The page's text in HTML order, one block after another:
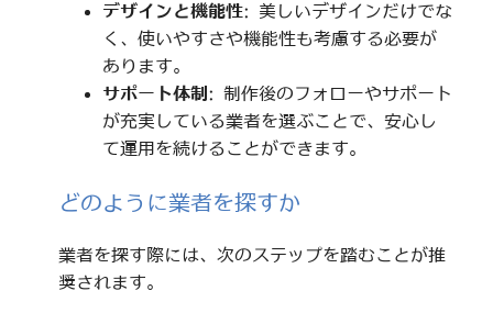
デザインと機能性: 美しいデザインだけでな
く、使いやすさや機能性も考慮する必要が
あります。
サポート体制 : 制作後のフォローやサポート
が充実している業者を選ぶことで、安心し
て運用を続けることができます。
どのように業者を探すか
業者を探す際には、次のステップを踏むことが推
奨されます。